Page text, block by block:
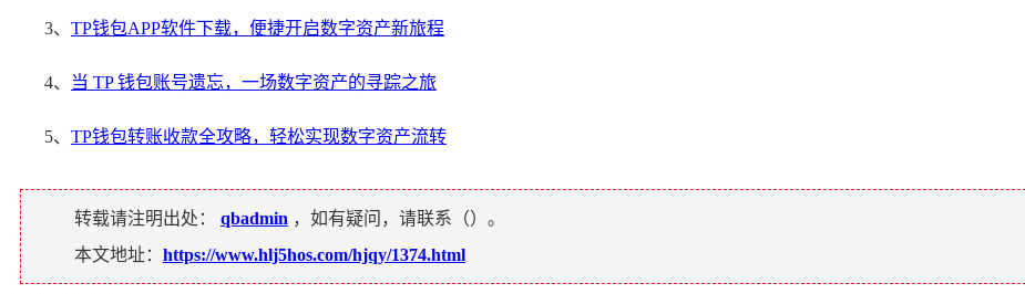
3、 TP钱包APP软件下载，便捷开启数字资产新旅程
4、 当 TP 钱包账号遗忘，一场数字资产的寻踪之旅
5、 TP钱包转账收款全攻略，轻松实现数字资产流转
转载请注明出处： qbadmin ，如有疑问，请联系（）。
本文地址： https://www.hlj5hos.com/hjqy/1374.html